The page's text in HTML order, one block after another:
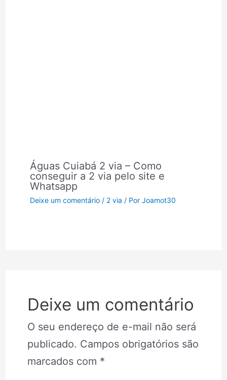
Águas Cuiabá 2 via – Como
conseguir a 2 via pelo site e
Whatsapp
Deixe um comentário / 2 via / Por Joamot30
Deixe um comentário
O seu endereço de e-mail não será
publicado. Campos obrigatórios são
marcados com *